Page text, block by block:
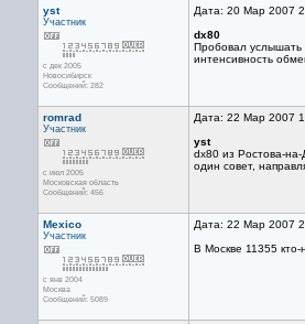
yst
Участник
с дек 2005
Новосибирск
Сообщений: 282
Дата: 20 Мар 2007
dx80
Пробовал услышать
интенсивность
romrad
Участник
с июл 2005
Московская область
Сообщений: 456
Дата: 22 Мар 2007
yst
dx80 из Ростова-на-
один совет,
Mexico
Участник
с янв 2004
Москва
Сообщений: 5089
Дата: 22 Мар 2007
В Москве 11355